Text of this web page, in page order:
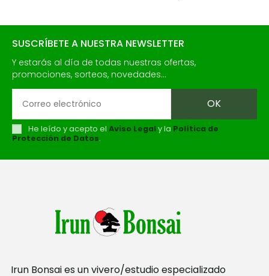
SUSCRÍBETE A NUESTRA NEWSLETTER
Y estarás al día de todas nuestras ofertas,
promociones, sorteos, novedades...
He leído y acepto el Aviso Legaly la Política de
Protección de Datos.
Irun Bonsai es un vivero/estudio especializado